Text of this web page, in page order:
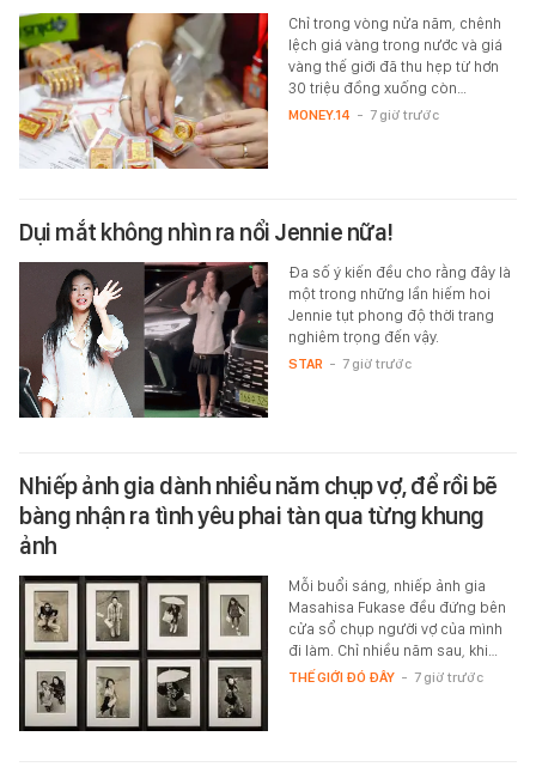
Chỉ trong vòng nửa năm, chênh
lệch giá vàng trong nước và giá
vàng thế giới đã thu hẹp từ hơn
30 triệu đồng xuống còn…
MONEY.14 - 7 giờ trước
Dụi mắt không nhìn ra nổi Jennie nữa!
Đa số ý kiến đều cho rằng đây là
một trong những lần hiếm hoi
Jennie tụt phong độ thời trang
nghiêm trọng đến vậy.
STAR - 7 giờ trước
Nhiếp ảnh gia dành nhiều năm chụp vợ, để rồi bẽ
bàng nhận ra tình yêu phai tàn qua từng khung
ảnh
Mỗi buổi sáng, nhiếp ảnh gia
Masahisa Fukase đều đứng bên
cửa sổ chụp người vợ của mình
đi làm. Chỉ nhiều năm sau, khi…
THẾ GIỚI ĐÓ ĐÂY - 7 giờ trước